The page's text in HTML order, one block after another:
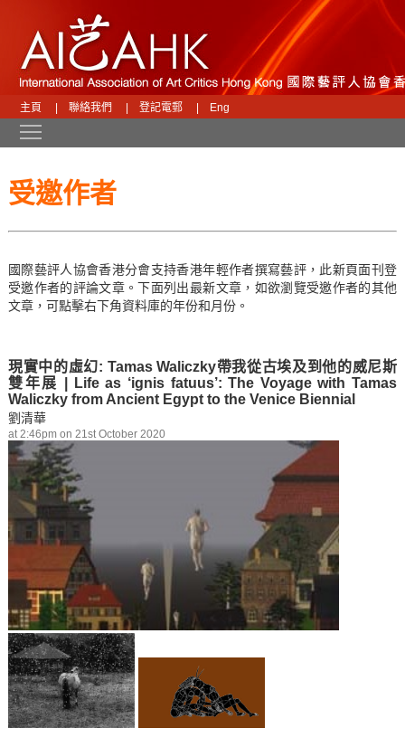
主頁 聯絡我們 登記電郵 Eng
受邀作者
國際藝評人協會香港分會支持香港年輕作者撰寫藝評，此新頁面刊登
受邀作者的評論文章。下面列出最新文章，如欲瀏覽受邀作者的其他
文章，可點擊右下角資料庫的年份和月份。
現實中的虛幻: Tamas Waliczky帶我從古埃及到他的威尼斯
雙年展 | Life as ‘ignis fatuus’: The Voyage with Tamas
Waliczky from Ancient Egypt to the Venice Biennial
劉清華
at 2:46pm on 21st October 2020